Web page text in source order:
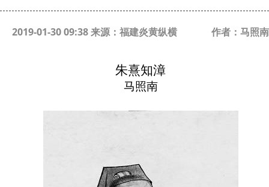
2019-01-30 09:38 来源：福建炎黄纵横 作者：马照南
朱熹知漳
马照南